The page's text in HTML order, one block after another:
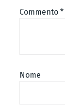
Commento *
Nome